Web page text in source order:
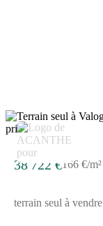
38 722 €166 €/m²
terrain seul à vendre